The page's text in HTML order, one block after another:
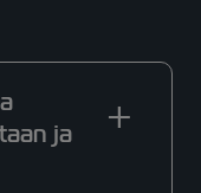
ja